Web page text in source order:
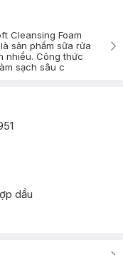
Cleansing Foam
sản phẩm sữa rửa
nhiều. Công thức
sạch sâu c
dầu